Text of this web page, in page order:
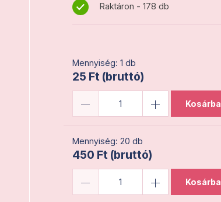
Raktáron - 178 db
Mennyiség: 1 db
25 Ft (bruttó)
Kosárba
Mennyiség: 20 db
450 Ft (bruttó)
Kosárba